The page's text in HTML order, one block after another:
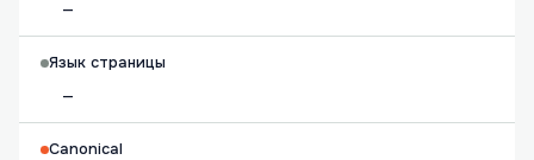
—
Язык страницы
—
Canonical